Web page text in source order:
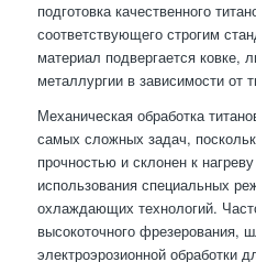
подготовка качественного
соответствующего строгим
материал подвергается ковке,
металлургии в зависимости от
Механическая обработка
самых сложных задач,
прочностью и склонен к
использования специальных
охлаждающих технологий.
высокоточного фрезерования,
электроэрозионной обработки